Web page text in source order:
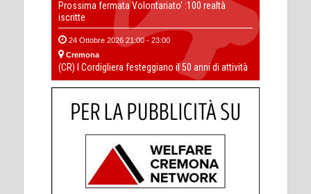
Prossima fermata Volontariato' :100 realtà
iscritte
24 Ottobre 2026 21:00 - 23:00
Cremona
(CR) I Cordigliera festeggiano il 50 anni di attività